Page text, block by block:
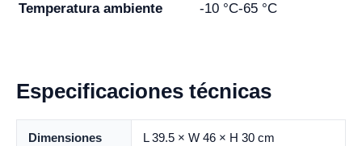
Temperatura ambiente
-10 °C-65 °C
Especificaciones técnicas
Dimensiones L 39.5 × W 46 × H 30 cm